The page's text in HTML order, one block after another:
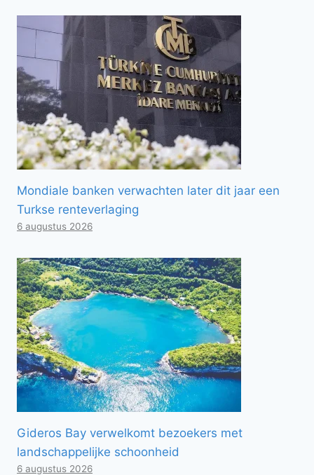
Mondiale banken verwachten later dit jaar een
Turkse renteverlaging
6 augustus 2026
Gideros Bay verwelkomt bezoekers met
landschappelijke schoonheid
6 augustus 2026